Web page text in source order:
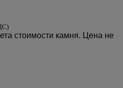
стоимости камня. Цена не